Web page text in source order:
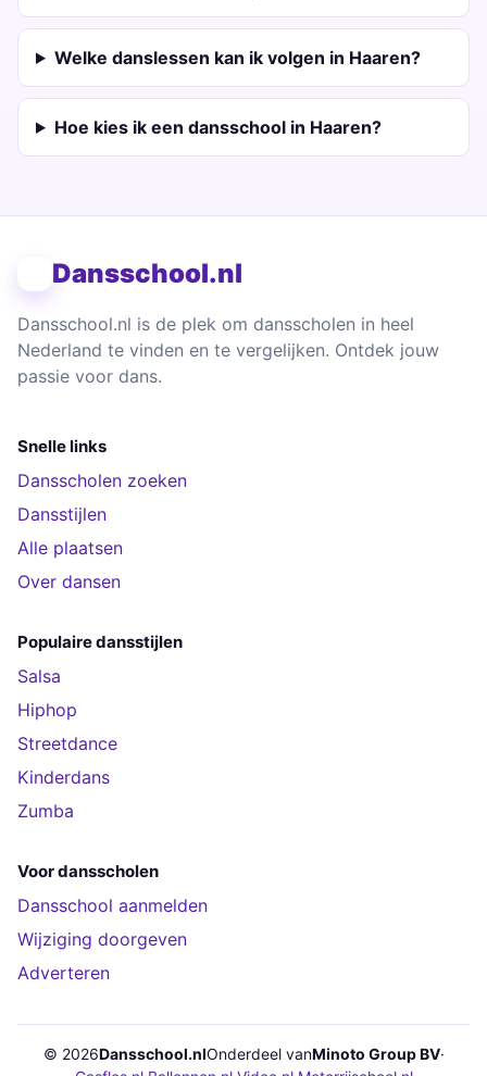
Welke danslessen kan ik volgen in Haaren?
Hoe kies ik een dansschool in Haaren?
Dansschool.nl
Dansschool.nl is de plek om dansscholen in heel
Nederland te vinden en te vergelijken. Ontdek jouw
passie voor dans.
Snelle links
Dansscholen zoeken
Dansstijlen
Alle plaatsen
Over dansen
Populaire dansstijlen
Salsa
Hiphop
Streetdance
Kinderdans
Zumba
Voor dansscholen
Dansschool aanmelden
Wijziging doorgeven
Adverteren
© 2026Dansschool.nlOnderdeel vanMinoto Group BV·